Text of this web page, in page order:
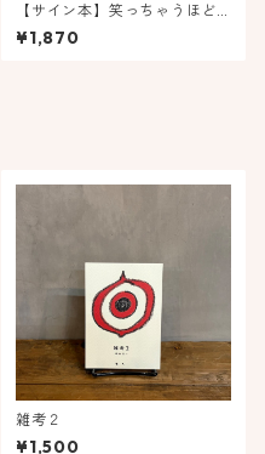
【サイン本】笑っちゃうほど
遠くって、光っちゃうほど近
かった
¥1,870
雑考２
¥1,500